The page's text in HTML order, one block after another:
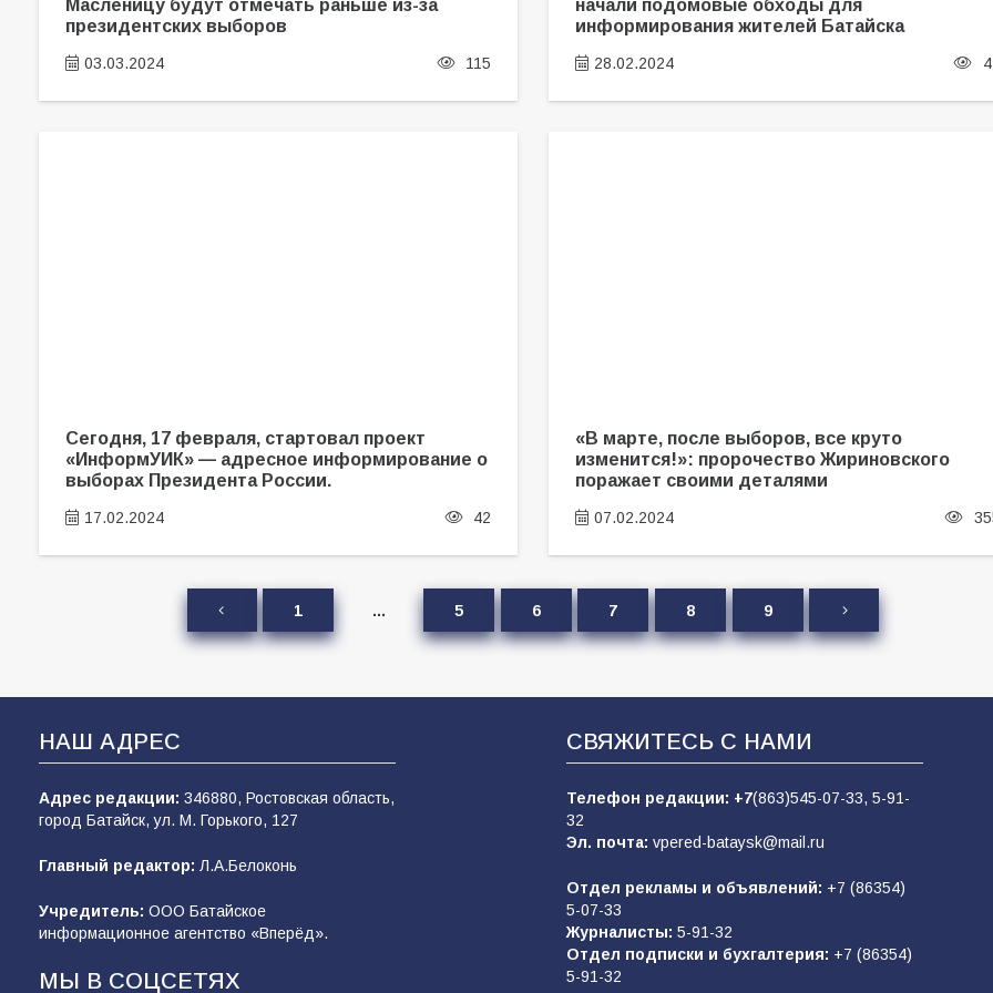
Масленицу будут отмечать раньше из-за
президентских выборов
03.03.2024 115
начали подомовые обходы для
информирования жителей Батайска
28.02.2024
Сегодня, 17 февраля, стартовал проект
«ИнформУИК» — адресное информирование о
выборах Президента России.
17.02.2024 42
«В марте, после выборов, все круто
изменится!»: пророчество Жириновского
поражает своими деталями
07.02.2024
1 … 5 6 7 8 9
НАШ АДРЕС
Адрес редакции: 346880, Ростовская область,
город Батайск, ул. М. Горького, 127
Главный редактор: Л.А.Белоконь
Учредитель: ООО Батайское
информационное агентство «Вперёд».
МЫ В СОЦСЕТЯХ
СВЯЖИТЕСЬ С НАМИ
Телефон редакции: +7(863)545-07-33, 5-91-
32
Эл. почта: vpered-bataysk@mail.ru
Отдел рекламы и объявлений: +7 (86354)
5-07-33
Журналисты: 5-91-32
Отдел подписки и бухгалтерия: +7 (86354)
5-91-32